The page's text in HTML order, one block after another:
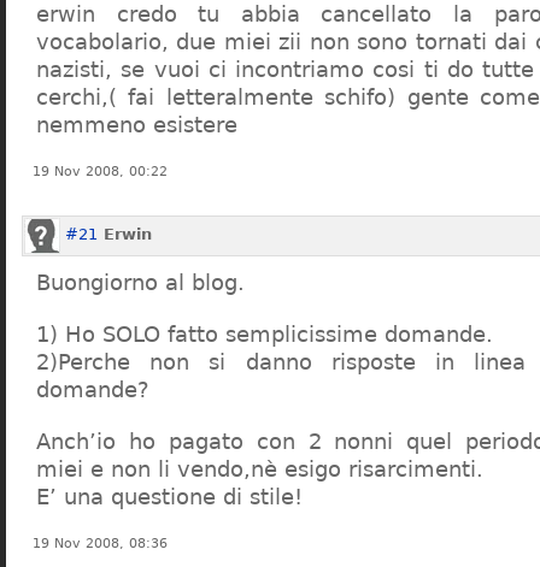
erwin credo tu abbia cancellato la
vocabolario, due miei zii non sono tornati dai
nazisti, se vuoi ci incontriamo cosi ti do tutte
cerchi,( fai letteralmente schifo) gente
nemmeno esistere
19 Nov 2008, 00:22
#21 Erwin
Buongiorno al blog.
1) Ho SOLO fatto semplicissime domande.
2)Perche non si danno risposte in
domande?
Anch’io ho pagato con 2 nonni quel
miei e non li vendo,nè esigo risarcimenti.
E’ una questione di stile!
19 Nov 2008, 08:36